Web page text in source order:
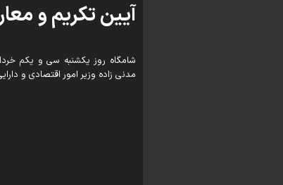
آیین تکریم و
شامگاه روز یکشنبه سی و یکم
مدنی زاده وزیر امور اقتصادی و